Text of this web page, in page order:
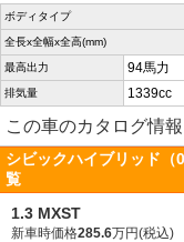
ボディタイプ
全長x全幅x全高(mm)
最高出力 94馬力
排気量 1339cc
この車のカタログ情
シビックハイブリッド
覧
1.3 MXST
新車時価格285.6万円(税込)